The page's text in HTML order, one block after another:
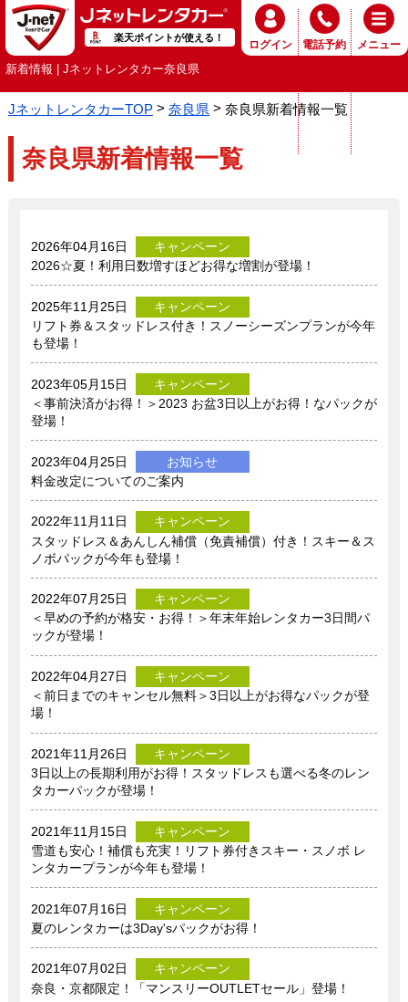
楽天ポイントが使える！
ログイン 電話予約 メニュー
新着情報 | Jネットレンタカー奈良県
JネットレンタカーTOP 奈良県 奈良県新着情報一覧
奈良県新着情報一覧
2026年04月16日
キャンペーン
2026☆夏！利用日数増すほどお得な増割が登場！
2025年11月25日
キャンペーン
リフト券＆スタッドレス付き！スノーシーズンプランが今年
も登場！
2023年05月15日
キャンペーン
＜事前決済がお得！＞2023 お盆3日以上がお得！なパックが
登場！
2023年04月25日
お知らせ
料金改定についてのご案内
2022年11月11日
キャンペーン
スタッドレス＆あんしん補償（免責補償）付き！スキー＆ス
ノボパックが今年も登場！
2022年07月25日
キャンペーン
＜早めの予約が格安・お得！＞年末年始レンタカー3日間パ
ックが登場！
2022年04月27日
キャンペーン
＜前日までのキャンセル無料＞3日以上がお得なパックが登
場！
2021年11月26日
キャンペーン
3日以上の長期利用がお得！スタッドレスも選べる冬のレン
タカーパックが登場！
2021年11月15日
キャンペーン
雪道も安心！補償も充実！リフト券付きスキー・スノボ レ
ンタカープランが今年も登場！
2021年07月16日
キャンペーン
夏のレンタカーは3Day'sパックがお得！
2021年07月02日
キャンペーン
奈良・京都限定！「マンスリーOUTLETセール」登場！